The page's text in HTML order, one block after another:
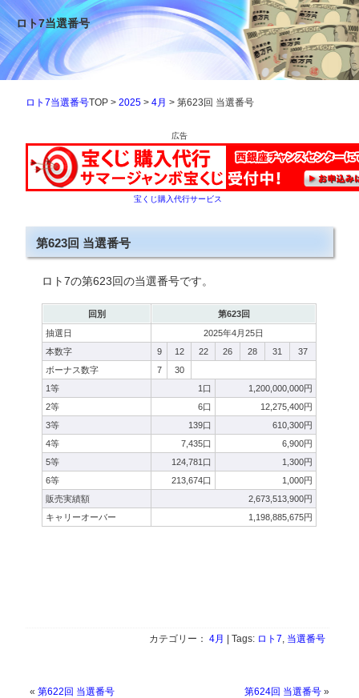
ロト7当選番号
ロト7当選番号TOP >2025 >4月 > 第623回 当選番号
広告
宝くじ購入代行サービス
第623回 当選番号
ロト7の第623回の当選番号です。
回別
第623回
抽選日
2025年4月25日
本数字
9 12 22 26 28 31
37
ボーナス数字
7
30
1等
1口
1,200,000,000円
2等
6口
12,275,400円
3等
139口
610,300円
4等
7,435口
6,900円
5等
124,781口
1,300円
6等
213,674口
1,000円
販売実績額
2,673,513,900円
キャリーオーバー
1,198,885,675円
カテゴリー： 4月 | Tags: ロト7 当選番号
«第622回 当選番号 第624回 当選番号»